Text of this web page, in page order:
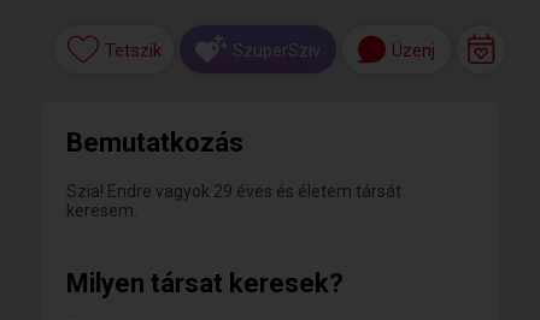
Tetszik SzuperSzív Üzenj
Bemutatkozás
Szia! Endre vagyok 29 éves és életem társát
keresem.
Milyen társat keresek?